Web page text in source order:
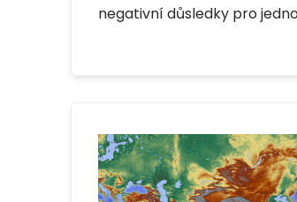
negativní důsledky pro